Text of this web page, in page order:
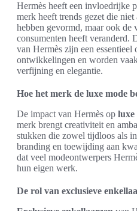
Hermès heeft een invloedrijke
merk heeft trends gezet die
hebben gevormd, maar ook de
consumenten heeft veranderd.
van Hermès zijn een essentieel
ontwikkelingen en worden
verfijning en elegantie.
Hoe het merk de luxe mode
De impact van Hermès op luxe
merk brengt creativiteit en
stukken die zowel tijdloos als
branding en toewijding aan
dat veel modeontwerpers
hun eigen werk.
De rol van exclusieve